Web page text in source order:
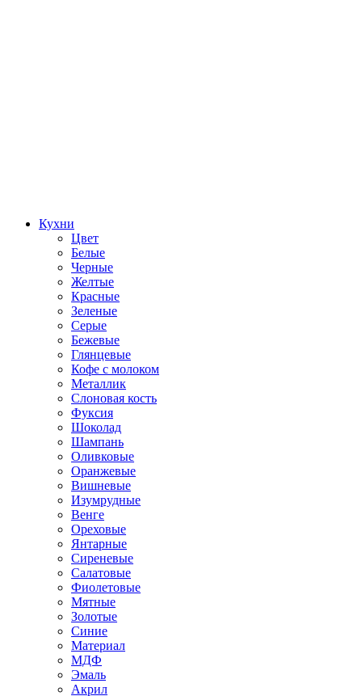
Кухни
Цвет
Белые
Черные
Желтые
Красные
Зеленые
Серые
Бежевые
Глянцевые
Кофе с молоком
Металлик
Слоновая кость
Фуксия
Шоколад
Шампань
Оливковые
Оранжевые
Вишневые
Изумрудные
Венге
Ореховые
Янтарные
Сиреневые
Салатовые
Фиолетовые
Мятные
Золотые
Синие
Материал
МДФ
Эмаль
Акрил